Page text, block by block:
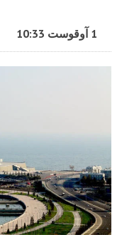
1 آوقوست 10:33